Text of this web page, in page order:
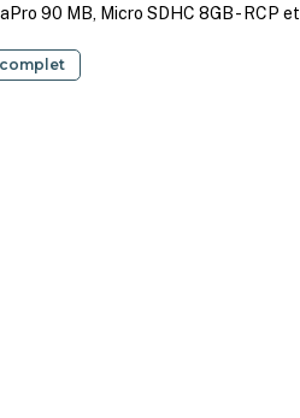
90 MB, Micro SDHC 8GB - RCP et